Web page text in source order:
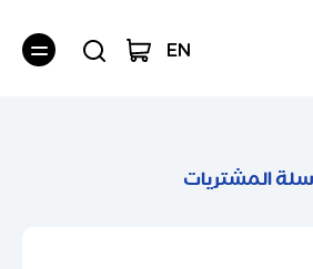
EN
سلة المشتريات